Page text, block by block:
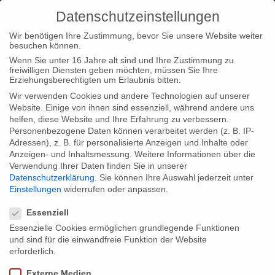
Home Typ|News Typ|Filmnews Palm Springs ShortFest
Palm Springs ShortFest
Wir freuen uns sehr über die Auswahl von Biljana Garvanlievas
Tabakmädchen beim 2010 Palm Springs ShortFest, das vom
22.-28. Juni stattfindet. Der Film wird am Samstag, den 27. Juni
um 10:00 Uhr gezeigt.
Datenschutzeinstellungen
Wir benötigen Ihre Zustimmung, bevor Sie unsere Website weiter
besuchen können.
Wenn Sie unter 16 Jahre alt sind und Ihre Zustimmung zu
freiwilligen Diensten geben möchten, müssen Sie Ihre
Erziehungsberechtigten um Erlaubnis bitten.
Wir verwenden Cookies und andere Technologien auf unserer
Website. Einige von ihnen sind essenziell, während andere uns
helfen, diese Website und Ihre Erfahrung zu verbessern.
Personenbezogene Daten können verarbeitet werden (z. B. IP-
Adressen), z. B. für personalisierte Anzeigen und Inhalte oder
Anzeigen- und Inhaltsmessung. Weitere Informationen über die
Verwendung Ihrer Daten finden Sie in unserer
Datenschutzerklärung
Sie können Ihre Auswahl jederzeit unter
Einstellungen widerrufen oder anpassen.
Essenziell
Essenzielle Cookies ermöglichen grundlegende Funktionen
und sind für die einwandfreie Funktion der Website
erforderlich.